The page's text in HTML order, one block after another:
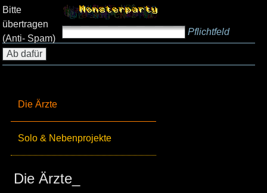
Die Ärzte
Solo & Nebenprojekte
Die Ärzte_
Bitte
übertragen
(Anti- Spam)
Pflichtfeld